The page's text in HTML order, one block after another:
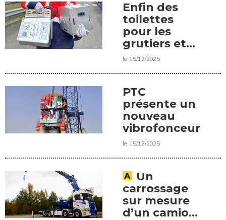
Enfin des
toilettes
pour les
grutiers et
grutières
le 15/12/2025
PTC
présente un
nouveau
vibrofonceur
le 15/12/2025
Un
carrossage
sur mesure
d’un camion